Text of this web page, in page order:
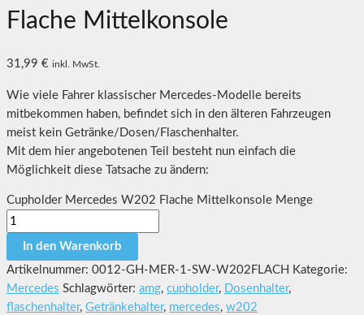
Flache Mittelkonsole
31,99 € inkl. MwSt.
Wie viele Fahrer klassischer Mercedes-Modelle bereits
mitbekommen haben, befindet sich in den älteren Fahrzeugen
meist kein Getränke/Dosen/Flaschenhalter.
Mit dem hier angebotenen Teil besteht nun einfach die
Möglichkeit diese Tatsache zu ändern:
Cupholder Mercedes W202 Flache Mittelkonsole Menge
In den Warenkorb
Artikelnummer: 0012-GH-MER-1-SW-W202FLACH Kategorie:
Mercedes Schlagwörter: amg, cupholder, Dosenhalter,
flaschenhalter, Getränkehalter, mercedes, w202